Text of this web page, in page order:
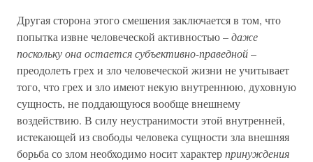
Другая сторона этого смешения заключается в том, что
попытка извне человеческой активностью –даже
поскольку она остается субъективно-праведной–
преодолеть грех и зло человеческой жизни не учитывает
того, что грех и зло имеют некую внутреннюю, духовную
сущность, не поддающуюся вообще внешнему
воздействию. В силу неустранимости этой внутренней,
истекающей из свободы человека сущности зла внешняя
борьба со злом необходимо носит характерпринуждения